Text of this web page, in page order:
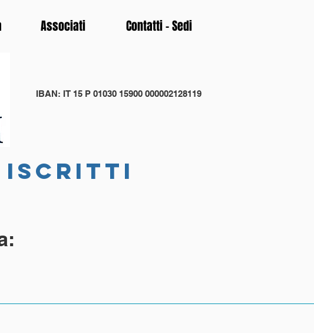
Associati Contatti - Sedi
IBAN: IT 15 P 01030 15900 000002128119
iscritti